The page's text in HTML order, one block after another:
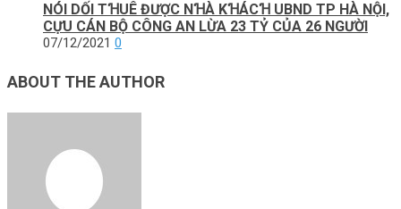
NÓI DỐI TꞪUÊ ĐƯỢC NꞪÀ KꞪÁCꞪ UBND TP HÀ NỘI,
CỰU CÁN BỘ CÔNG AN LỪA 23 TỶ CỦA 26 NGƯỜI
07/12/2021 0
ABOUT THE AUTHOR